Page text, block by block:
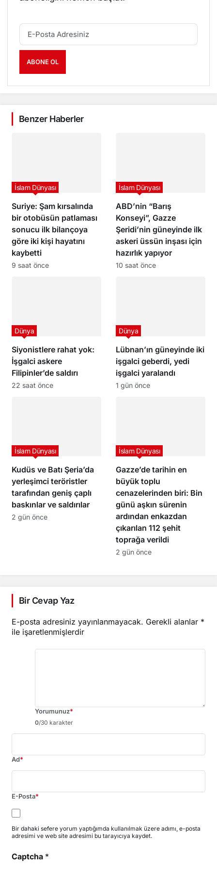
ABONE OL
Benzer Haberler
Suriye: Şam kırsalında
bir otobüsün patlaması
sonucu ilk bilançoya
göre iki kişi hayatını
kaybetti
İslam Dünyası
9 saat önce
ABD’nin “Barış
Konseyi”, Gazze
Şeridi’nin güneyinde ilk
askeri üssün inşası için
hazırlık yapıyor
İslam Dünyası
10 saat önce
Siyonistlere rahat yok:
İşgalci askere
Filipinler’de saldırı
Dünya
22 saat önce
Lübnan’ın güneyinde iki
işgalci geberdi, yedi
işgalci yaralandı
Dünya
1 gün önce
Kudüs ve Batı Şeria’da
yerleşimci teröristler
tarafından geniş çaplı
baskınlar ve saldırılar
İslam Dünyası
2 gün önce
Gazze’de tarihin en
büyük toplu
cenazelerinden biri: Bin
günü aşkın sürenin
ardından enkazdan
çıkarılan 112 şehit
toprağa verildi
İslam Dünyası
2 gün önce
Bir Cevap Yaz
E-posta adresiniz yayınlanmayacak. Gerekli alanlar *
ile işaretlenmişlerdir
Yorumunuz*
0/30 karakter
Ad*
E-Posta*
Bir dahaki sefere yorum yaptığımda kullanılmak üzere adımı, e-posta
adresimi ve web site adresimi bu tarayıcıya kaydet.
Captcha *